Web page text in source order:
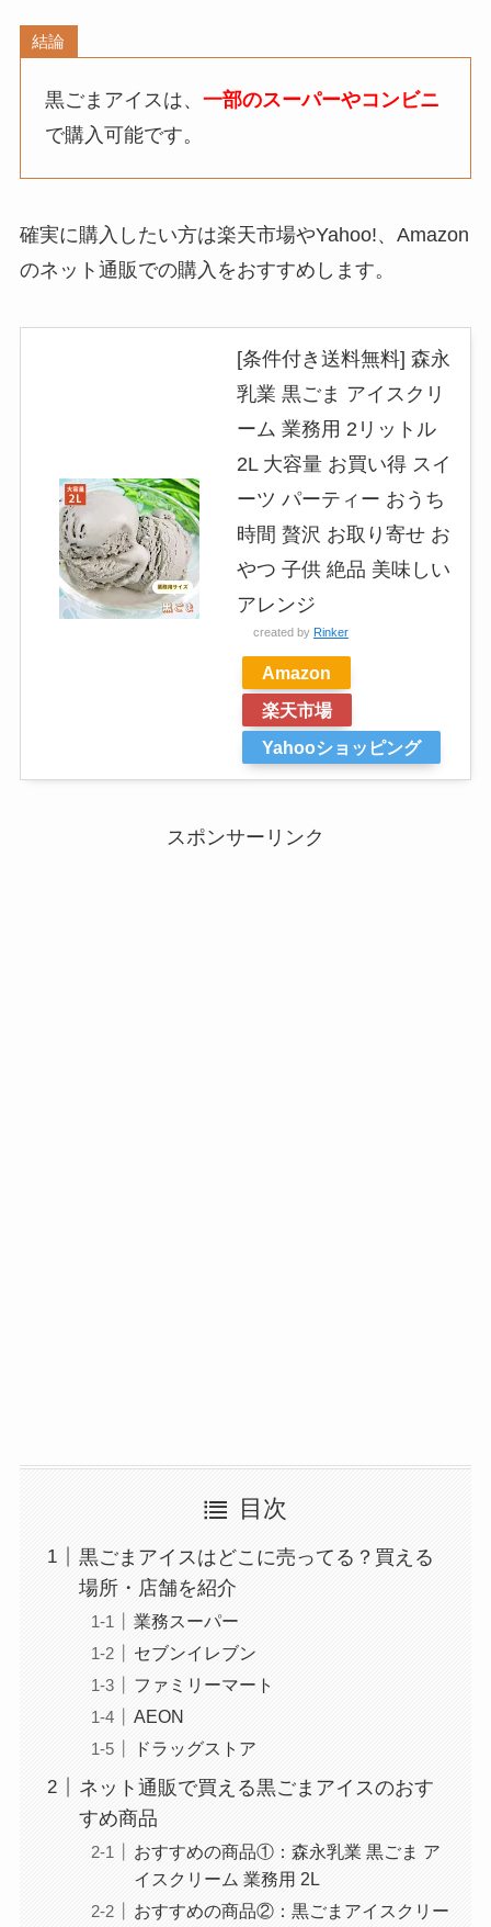
結論
黒ごまアイスは、一部のスーパーやコンビニ
で購入可能です。
確実に購入したい方は楽天市場やYahoo!、Amazon
のネット通販での購入をおすすめします。
[条件付き送料無料] 森永
乳業 黒ごま アイスクリ
ーム 業務用 2リットル
2L 大容量 お買い得 スイ
ーツ パーティー おうち
時間 贅沢 お取り寄せ お
やつ 子供 絶品 美味しい
アレンジ
created by Rinker
Amazon
楽天市場
Yahooショッピング
スポンサーリンク
目次
黒ごまアイスはどこに売ってる？買える
場所・店舗を紹介
業務スーパー
セブンイレブン
ファミリーマート
AEON
ドラッグストア
ネット通販で買える黒ごまアイスのおす
すめ商品
おすすめの商品①：森永乳業 黒ごま ア
イスクリーム 業務用 2L
おすすめの商品②：黒ごまアイスクリー